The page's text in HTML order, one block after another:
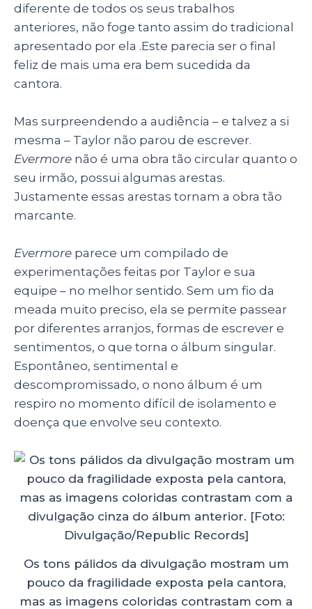
diferente de todos os seus trabalhos
anteriores, não foge tanto assim do tradicional
apresentado por ela .Este parecia ser o final
feliz de mais uma era bem sucedida da
cantora.
Mas surpreendendo a audiência – e talvez a si
mesma – Taylor não parou de escrever.
Evermore não é uma obra tão circular quanto o
seu irmão, possui algumas arestas.
Justamente essas arestas tornam a obra tão
marcante.
Evermore parece um compilado de
experimentações feitas por Taylor e sua
equipe – no melhor sentido. Sem um fio da
meada muito preciso, ela se permite passear
por diferentes arranjos, formas de escrever e
sentimentos, o que torna o álbum singular.
Espontâneo, sentimental e
descompromissado, o nono álbum é um
respiro no momento difícil de isolamento e
doença que envolve seu contexto.
Os tons pálidos da divulgação mostram um
pouco da fragilidade exposta pela cantora,
mas as imagens coloridas contrastam com a